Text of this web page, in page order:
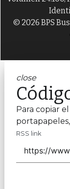
© 2026 BPS
close
Para copiar
RSS link